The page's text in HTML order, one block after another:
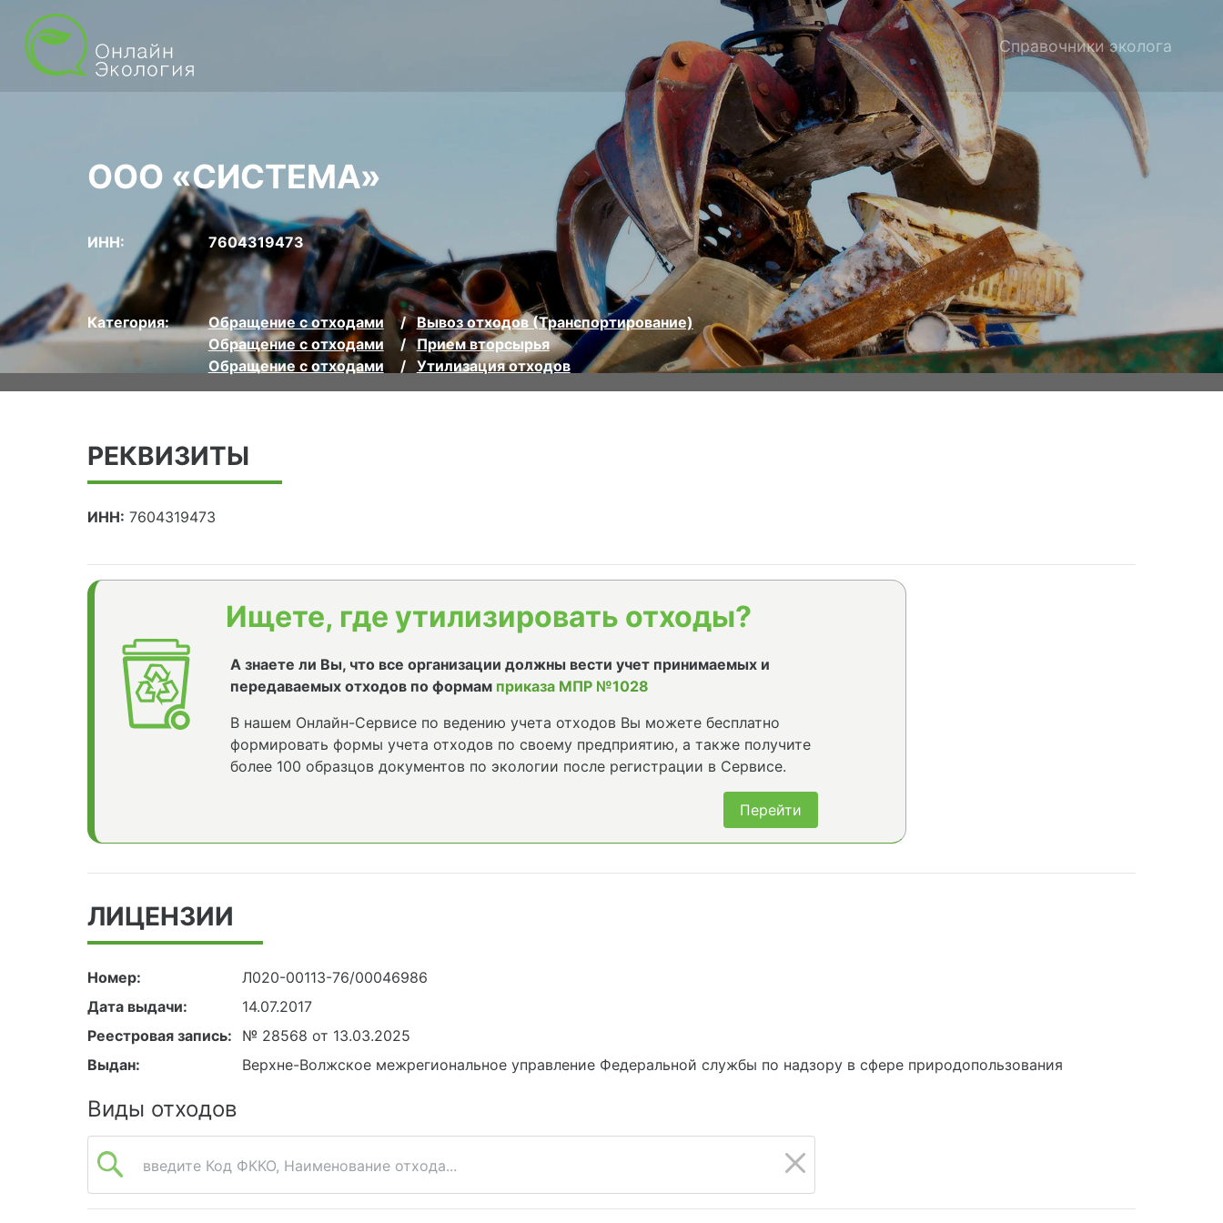
Справочники эколога
ООО «СИСТЕМА»
ИНН: 7604319473
Категория: Обращение с отходами
Вывоз отходов (Транспортирование)
Обращение с отходами
Прием вторсырья
Обращение с отходами
Утилизация отходов
РЕКВИЗИТЫ
ИНН: 7604319473
Ищете, где утилизировать отходы?
А знаете ли Вы, что все организации должны вести учет принимаемых и
передаваемых отходов по формам приказа МПР №1028
В нашем Онлайн-Сервисе по ведению учета отходов Вы можете бесплатно
формировать формы учета отходов по своему предприятию, а также получите
более 100 образцов документов по экологии после регистрации в Сервисе.
Перейти
ЛИЦЕНЗИИ
Номер:
Л020-00113-76/00046986
Дата выдачи:
14.07.2017
Реестровая запись:
№ 28568 от 13.03.2025
Выдан:
Верхне-Волжское межрегиональное управление Федеральной службы по надзору в сфере природопользования
Виды отходов
введите Код ФККО, Наименование отхода...